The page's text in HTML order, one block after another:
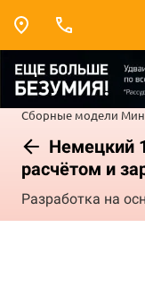
Сборные модели
Немецкий
расчётом и
Разработка на